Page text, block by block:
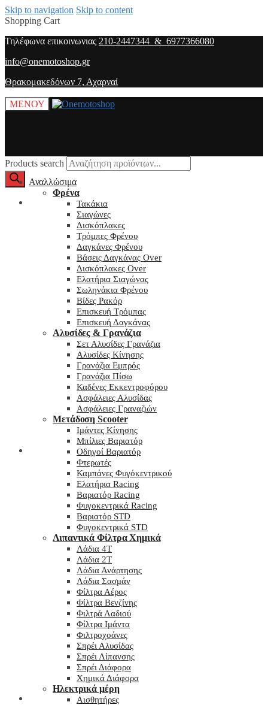
Skip to navigation Skip to content
Shopping Cart
Τηλέφωνα επικοινωνιας 210-2447344 & 6977366080
info@onemotoshop.gr
Θρακομακεδόνων 7, Αχαρναί
ΜΕΝΟΥ
Products search
O λογαριασμός μου
My wishlist
Αναλλώσιμα
Φρένα
Τακάκια
Σιαγώνες
Δισκόπλακες
Τρόμπες Φρένου
Δαγκάνες Φρένου
Βάσεις Δαγκάνας Over
Δισκόπλακες Over
Ελατήρια Σιαγώνας
Σωληνάκια Φρένου
Βίδες Ρακόρ
Επισκευή Τρόμπας
Επισκευή Δαγκάνας
Αλυσίδες & Γρανάζια
Σετ Αλυσίδες Γρανάζια
Αλυσίδες Κίνησης
Γρανάζια Εμπρός
Γρανάζια Πίσω
Καδένες Εκκεντροφόρου
Ασφάλειες Αλυσίδας
Ασφάλειες Γραναζιών
Μετάδοση Scooter
Ιμάντες Κίνησης
Μπίλιες Βαριατόρ
Οδηγοί Βαριατόρ
Φτερωτές
Καμπάνες Φυγόκεντρικού
Ελατήρια Racing
Βαριατόρ Racing
Φυγοκεντρικά Racing
Βαριατόρ STD
Φυγοκεντρικά STD
Λιπαντικά Φίλτρα Χημικά
Λάδια 4T
Λάδια 2T
Λάδια Ανάρτησης
Λάδια Σασμάν
Φίλτρα Αέρος
Φίλτρα Βενζίνης
Φιλτρά Λαδιού
Φίλτρα Ιμάντα
Φιλτροχοάνες
Σπρέι Αλυσίδας
Σπρέι Λίπανσης
Σπρέι Διάφορα
Χημικά Διάφορα
Hλεκτρικά μέρη
Αισθητήρες